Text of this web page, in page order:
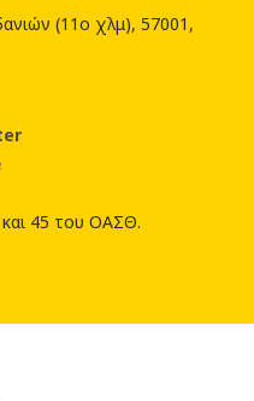
(11ο χλμ), 57001,
45 του ΟΑΣΘ.